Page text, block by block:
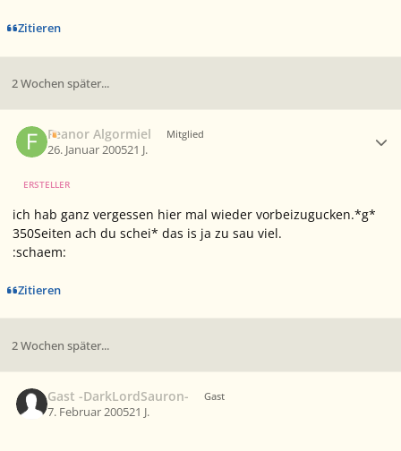
Zitieren
2 Wochen später...
Feanor Algormiel Mitglied
26. Januar 200521 J.
ERSTELLER
ich hab ganz vergessen hier mal wieder vorbeizugucken.*g*
350Seiten ach du schei* das is ja zu sau viel.
:schaem:
Zitieren
2 Wochen später...
Gast -DarkLordSauron- Gast
7. Februar 200521 J.